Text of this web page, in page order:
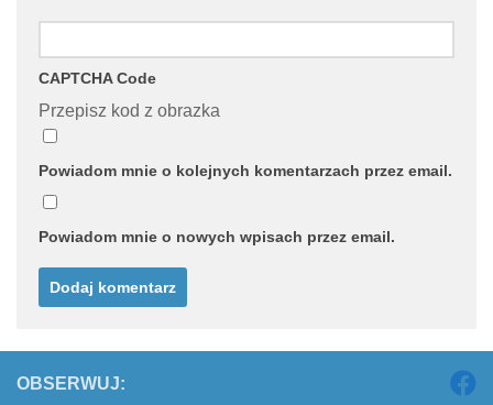
CAPTCHA Code
Przepisz kod z obrazka
Powiadom mnie o kolejnych komentarzach przez email.
Powiadom mnie o nowych wpisach przez email.
OBSERWUJ: